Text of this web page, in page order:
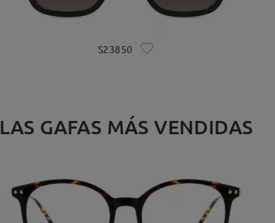
S23850
LAS GAFAS MÁS VENDIDAS